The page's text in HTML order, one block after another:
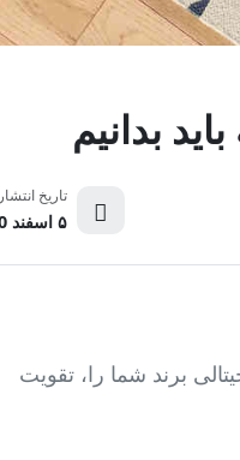
تاریخ انتشار
۵ اسفند 1400
برند شما را، تقویت